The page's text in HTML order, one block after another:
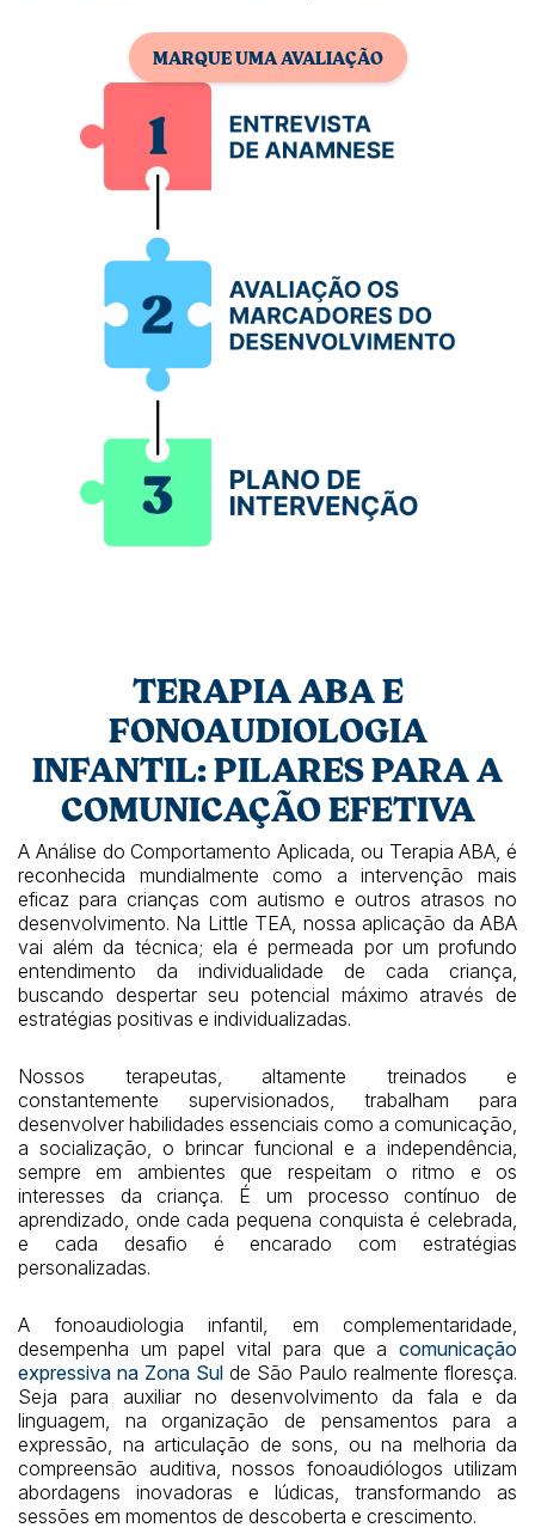
MARQUE UMA AVALIAÇÃO
TERAPIA ABA E
FONOAUDIOLOGIA
INFANTIL: PILARES PARA A
COMUNICAÇÃO EFETIVA
A Análise do Comportamento Aplicada, ou Terapia ABA, é
reconhecida mundialmente como a intervenção mais
eficaz para crianças com autismo e outros atrasos no
desenvolvimento. Na Little TEA, nossa aplicação da ABA
vai além da técnica; ela é permeada por um profundo
entendimento da individualidade de cada criança,
buscando despertar seu potencial máximo através de
estratégias positivas e individualizadas.
Nossos terapeutas, altamente treinados e
constantemente supervisionados, trabalham para
desenvolver habilidades essenciais como a comunicação,
a socialização, o brincar funcional e a independência,
sempre em ambientes que respeitam o ritmo e os
interesses da criança. É um processo contínuo de
aprendizado, onde cada pequena conquista é celebrada,
e cada desafio é encarado com estratégias
personalizadas.
A fonoaudiologia infantil, em complementaridade,
desempenha um papel vital para que a comunicação
expressiva na Zona Sul de São Paulo realmente floresça.
Seja para auxiliar no desenvolvimento da fala e da
linguagem, na organização de pensamentos para a
expressão, na articulação de sons, ou na melhoria da
compreensão auditiva, nossos fonoaudiólogos utilizam
abordagens inovadoras e lúdicas, transformando as
sessões em momentos de descoberta e crescimento.